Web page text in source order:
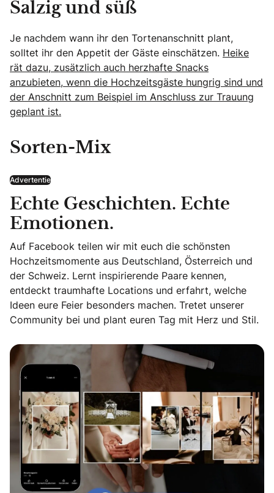
Salzig und süß
Je nachdem wann ihr den Tortenanschnitt plant,
solltet ihr den Appetit der Gäste einschätzen. Heike
rät dazu, zusätzlich auch herzhafte Snacks
anzubieten, wenn die Hochzeitsgäste hungrig sind und
der Anschnitt zum Beispiel im Anschluss zur Trauung
geplant ist.
Sorten-Mix
Advertentie
Echte Geschichten. Echte
Emotionen.
Auf Facebook teilen wir mit euch die schönsten
Hochzeitsmomente aus Deutschland, Österreich und
der Schweiz. Lernt inspirierende Paare kennen,
entdeckt traumhafte Locations und erfahrt, welche
Ideen eure Feier besonders machen. Tretet unserer
Community bei und plant euren Tag mit Herz und Stil.
Echte Geschichten. Echte Emotionen.